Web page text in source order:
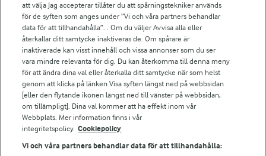
Arlas kundportal
Arla.com
Falbygdens Ost
Arla webbshop
Bildbank
Följ oss
att välja Jag accepterar tillåter du att spårningstekniker används
för de syften som anges under ”Vi och våra partners behandlar
data för att tillhandahålla”. . Om du väljer Avvisa alla eller
återkallar ditt samtycke inaktiveras de. Om spårare är
inaktiverade kan visst innehåll och vissa annonser som du ser
vara mindre relevanta för dig. Du kan återkomma till denna meny
för att ändra dina val eller återkalla ditt samtycke när som helst
genom att klicka på länken Visa syften längst ned på webbsidan
[eller den flytande ikonen längst ned till vänster på webbsidan,
om tillämpligt]. Dina val kommer att ha effekt inom vår
Webbplats. Mer information finns i vår
integritetspolicy. Cookiepolicy
Vi och våra partners behandlar data för att tillhandahålla: